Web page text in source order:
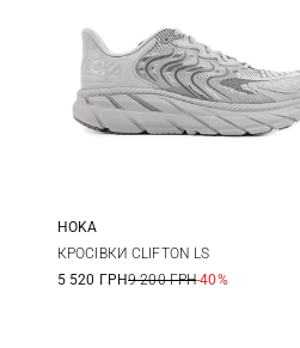
8 US 8,5 US
HOKA
КРОСІВКИ CLIFTON LS
5 520 ГРН9 200 ГРН-40%